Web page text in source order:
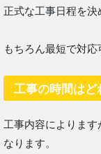
正式な工事日程を決
もちろん最短で対応
工事の時間はど
工事内容によりま
なります。